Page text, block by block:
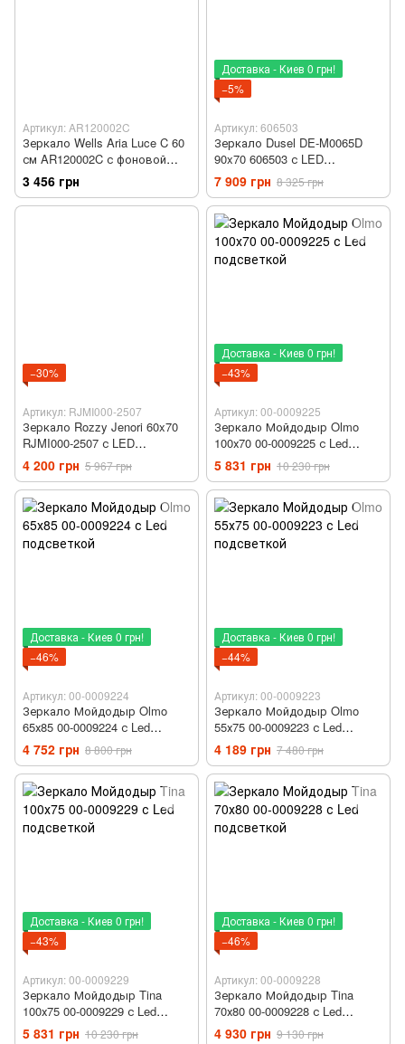
Артикул: AR120002C
Зеркало Wells Aria Luce C 60
см AR120002C с фоновой
LED подсветкой
3 456 грн
Доставка - Киев 0 грн!
−5%
Артикул: 606503
Зеркало Dusel DE-M0065D
90x70 606503 с LED
подсветкой
7 909 грн 8 325 грн
−30%
Артикул: RJMI000-2507
Зеркало Rozzy Jenori 60x70
RJMI000-2507 с LED
подсветкой
4 200 грн 5 967 грн
Доставка - Киев 0 грн!
−43%
Артикул: 00-0009225
Зеркало Мойдодыр Olmo
100х70 00-0009225 с Led
подсветкой
5 831 грн 10 230 грн
Доставка - Киев 0 грн!
−46%
Артикул: 00-0009224
Зеркало Мойдодыр Olmo
65х85 00-0009224 с Led
подсветкой
4 752 грн 8 800 грн
Доставка - Киев 0 грн!
−44%
Артикул: 00-0009223
Зеркало Мойдодыр Olmo
55х75 00-0009223 с Led
подсветкой
4 189 грн 7 480 грн
Доставка - Киев 0 грн!
−43%
Артикул: 00-0009229
Зеркало Мойдодыр Tina
100х75 00-0009229 с Led
подсветкой
5 831 грн 10 230 грн
Доставка - Киев 0 грн!
−46%
Артикул: 00-0009228
Зеркало Мойдодыр Tina
70х80 00-0009228 с Led
подсветкой
4 930 грн 9 130 грн